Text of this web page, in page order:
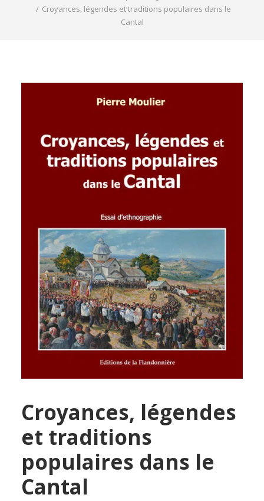
ESPACE PRESSE
MON COMPTE
Croyances, légendes et traditions populaires dans le
Cantal
Croyances, légendes
et traditions
populaires dans le
Cantal